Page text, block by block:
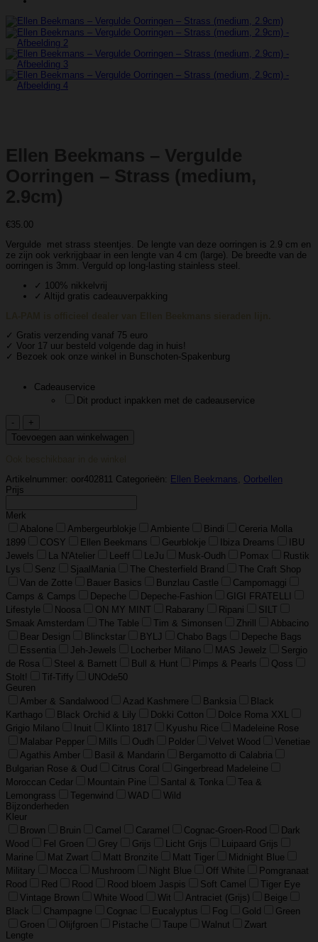
Ellen Beekmans – Vergulde
Oorringen – Strass (medium,
2.9cm)
€35.00
Vergulde met strass steentjes. De lengte van deze oorringen is 2.9 cm en
ze zijn ook verkrijgbaar in een lengte van 4 cm (large). De breedte van de
oorringen is 3mm. Verguld op long-lasting stainless steel.
✓ 100% nikkelvrij
✓ Altijd gratis cadeauverpakking
✓ Gratis verzending vanaf 75 euro
✓ Voor 17 uur besteld volgende dag in huis!
✓ Bezoek ook onze winkel in Bunschoten-Spakenburg
Cadeauservice
Dit product inpakken met de cadeauservice
Ellen
–
Strass
(medium,
aantal
Toevoegen aan winkelwagen
Artikelnummer: oor402811 Categorieën: Ellen Beekmans
Oorbellen
Prijs
Merk
Abalone
Ambergeurblokje Ambiente Bindi
Cereria Molla
1899
COSY Ellen Beekmans Geurblokje Ibiza Dreams
IBU
Jewels
La N'Atelier Leeff LeJu Musk-Oudh Pomax
Rustik
Lys
Senz SjaalMania The Chesterfield Brand
The Craft Shop
Van de Zotte
Bauer Basics Bunzlau Castle
Campomaggi
Camps & Camps
Depeche Depeche-Fashion
GIGI FRATELLI
Lifestyle
Noosa ON MY MINT Rabarany Ripani
SILT
Smaak Amsterdam
The Table Tim & Simonsen Zhrill
Abbacino
Bear Design
Blinckstar BYLJ Chabo Bags
Depeche Bags
Essentia
Jeh-Jewels Locherber Milano MAS Jewelz
Sergio
de Rosa
Steel & Barnett Bull & Hunt Pimps & Pearls
Qoss
Stolt!
Tif-Tiffy
UNOde50
Geuren
Amber & Sandalwood
Azad Kashmere Banksia
Black
Karthago
Black Orchid & Lily Dokki Cotton
Dolce Roma XXL
Grigio Milano
Inuit Klinto 1817 Kyushu Rice
Madeleine Rose
Malabar Pepper
Mills Oudh Polder Velvet Wood
Venetiae
Agathis Amber
Basil & Mandarin
Bergamotto di Calabria
Bulgarian Rose & Oud
Citrus Coral
Gingerbread Madeleine
Moroccan Cedar
Mountain Pine Santal & Tonka
Tea &
Lemongrass
Tegenwind WAD
Wild
Bijzonderheden
Kleur
Brown
Bruin Camel Caramel Cognac-Groen-Rood
Dark
Wood
Fel Groen Grey Grijs Licht Grijs
Luipaard Grijs
Marine
Mat Zwart Matt Bronzite Matt Tiger
Midnight Blue
Military
Mocca Mushroom Night Blue Off White
Pomgranaat
Rood
Red Rood Rood bloem Jaspis Soft Camel
Tiger Eye
Vintage Brown
White Wood Wit Antraciet (Grijs)
Beige
Black
Champagne Cognac Eucalyptus Fog Gold
Green
Groen
Olijfgroen Pistache Taupe Walnut
Zwart
Lengte